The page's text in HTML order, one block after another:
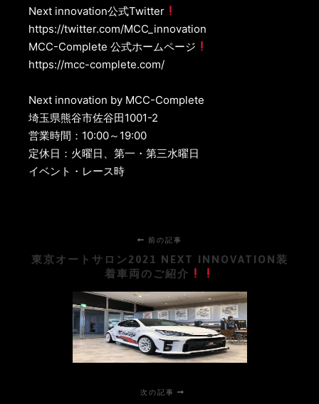
Next innovation公式Twitter
https://twitter.com/MCC_innovation
MCC-Complete 公式ホームページ
https://mcc-complete.com/
Next innovation by MCC-Complete
埼玉県熊谷市佐谷田1001-2
営業時間：10:00～19:00
定休日：火曜日、第一・第三水曜日
イベント・レース時
前の記事
東京オートサロン2021 NEXT INNOVATION装
着車両のご紹介
次の記事